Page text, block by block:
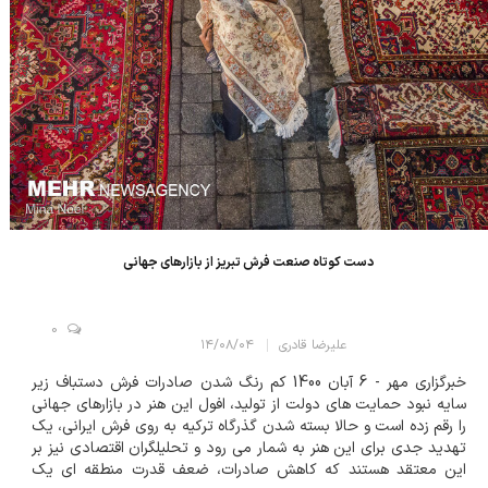
دست کوتاه صنعت فرش تبریز از بازارهای جهانی
علیرضا قادری ۱۴/۰۸/۰۴
0
خبرگزاری مهر - 6 آبان 1400 کم رنگ شدن صادرات فرش دستباف زیر
سایه نبود حمایت های دولت از تولید، افول این هنر در بازارهای جهانی
را رقم زده است و حالا بسته شدن گذرگاه ترکیه به روی فرش ایرانی، یک
تهدید جدی برای این هنر به شمار می رود و تحلیلگران اقتصادی نیز بر
این معتقد هستند که کاهش صادرات، ضعف قدرت منطقه ای یک